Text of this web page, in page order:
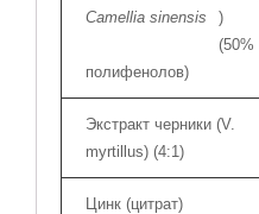
Camellia sinensis
)
(50%
полифенолов)
Экстракт черники (V.
myrtillus) (4:1)
Цинк (цитрат)